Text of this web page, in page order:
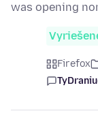
was opening
Firefox
TyDraniu